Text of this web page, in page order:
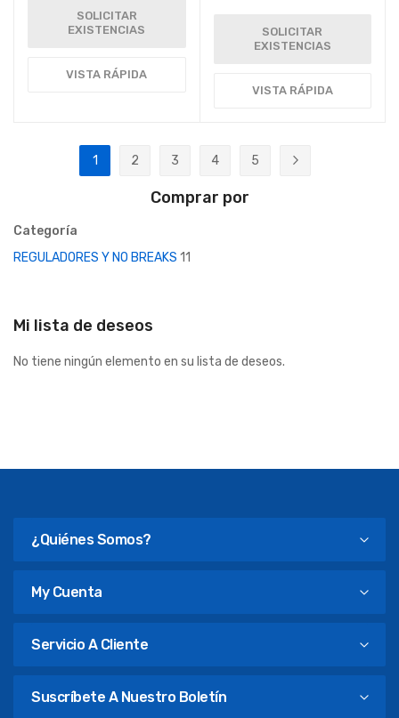
SOLICITAR
EXISTENCIAS
VISTA RÁPIDA
SOLICITAR
EXISTENCIAS
VISTA RÁPIDA
Página
Actualmente estás leyendo página
1
2
3
4
5
Comprar por
Categoría
REGULADORES Y NO BREAKS 11
Mi lista de deseos
No tiene ningún elemento en su lista de deseos.
¿Quiénes Somos?
My Cuenta
Servicio A Cliente
Suscríbete A Nuestro Boletín